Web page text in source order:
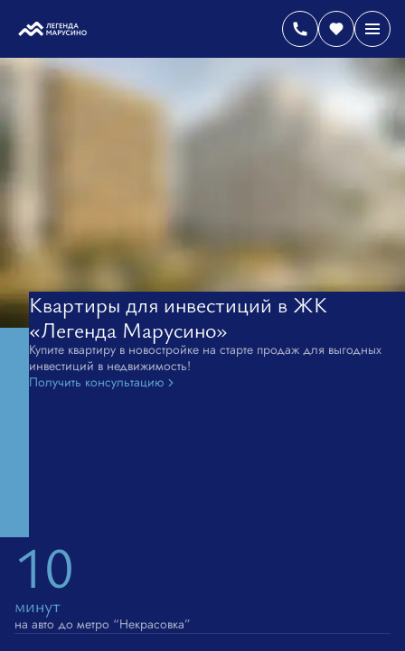
Квартиры для инвестиций в ЖК
«Легенда Марусино»
Купите квартиру в новостройке на старте продаж для выгодных
инвестиций в недвижимость!
Получить консультацию
10
минут
на авто до метро “Некрасовка”